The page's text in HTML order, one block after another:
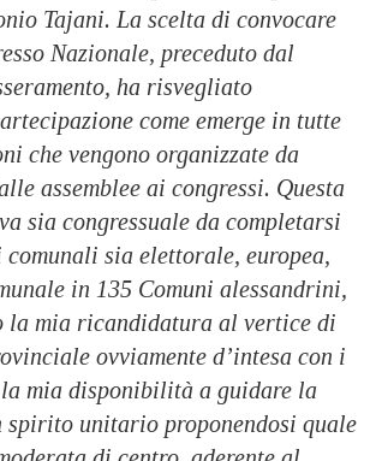
Tajani. La scelta di convocare
Nazionale, preceduto dal
ha risvegliato
come emerge in tutte
che vengono organizzate da
assemblee ai congressi. Questa
sia congressuale da completarsi
comunali sia elettorale, europea,
in 135 Comuni alessandrini,
la mia ricandidatura al vertice di
ovviamente d’intesa con i
mia disponibilità a guidare la
spirito unitario proponendosi quale